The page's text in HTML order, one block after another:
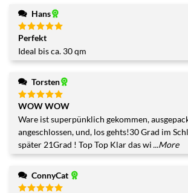
Hans
Bewertet
mit 5 von
5
Perfekt
Ideal bis ca. 30 qm
Torsten
Bewertet
mit
5von
5
WOW WOW
Ware ist superpünklich gekommen, ausgepackt alles
angeschlossen, und, los gehts!30 Grad im Schlafzimmer 25 min
später 21Grad ! Top Top Klar das wi ...More
ConnyCat